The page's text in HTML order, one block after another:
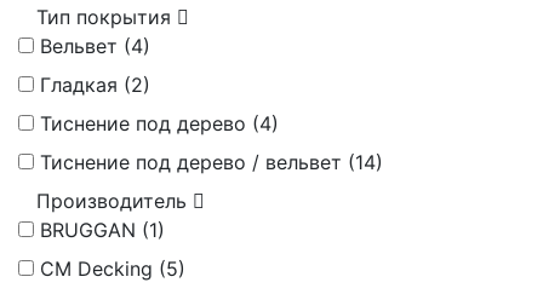
Тип покрытия
Вельвет (4)
Гладкая (2)
Тиснение под дерево (4)
Тиснение под дерево / вельвет (14)
Производитель
BRUGGAN (1)
CM Decking (5)